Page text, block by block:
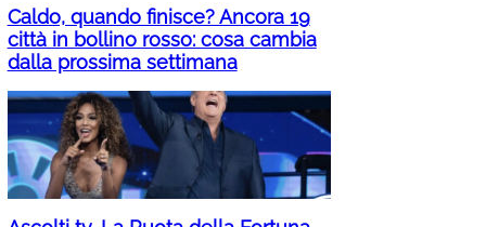
Caldo, quando finisce? Ancora 19
città in bollino rosso: cosa cambia
dalla prossima settimana